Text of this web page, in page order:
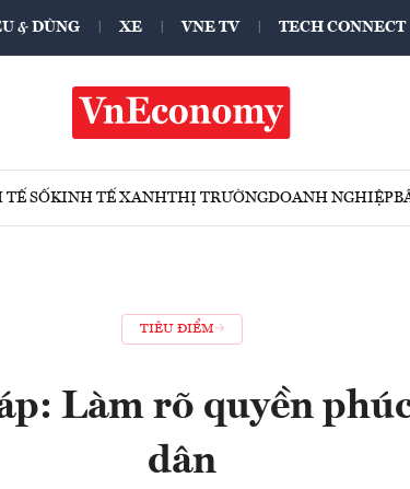
& DÙNG XE VNE TV TECH CONNECT
SỐKINH TẾ XANHTHỊ TRƯỜNGDOANH NGHIỆP
TIÊU ĐIỂM
Làm rõ quyền
dân